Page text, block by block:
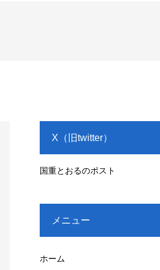
X（旧twitter）
国重とおるのポスト
メニュー
ホーム